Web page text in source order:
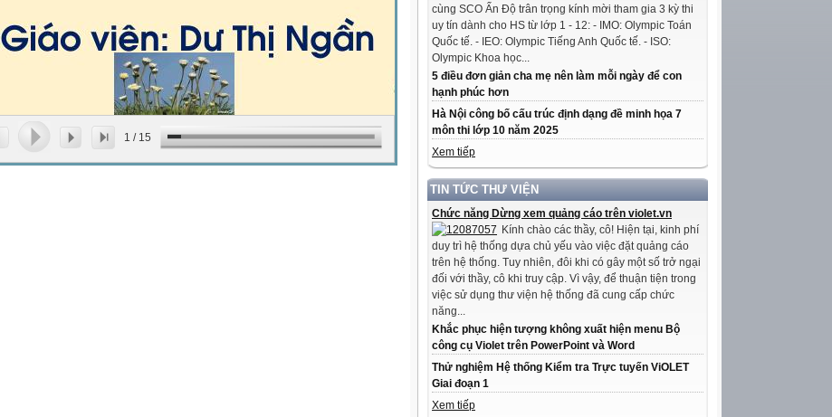
cùng SCO Ấn Độ trân trọng kính mời tham gia 3 kỳ thi
uy tín dành cho HS từ lớp 1 - 12: - IMO: Olympic Toán
Quốc tế. - IEO: Olympic Tiếng Anh Quốc tế. - ISO:
Olympic Khoa học...
5 điều đơn giản cha mẹ nên làm mỗi ngày để con
hạnh phúc hơn
Hà Nội công bố cấu trúc định dạng đề minh họa 7
môn thi lớp 10 năm 2025
Xem tiếp
TIN TỨC THƯ VIỆN
Chức năng Dừng xem quảng cáo trên violet.vn
Kính chào các thầy, cô! Hiện tại, kinh phí
duy trì hệ thống dựa chủ yếu vào việc đặt quảng cáo
trên hệ thống. Tuy nhiên, đôi khi có gây một số trở ngại
đối với thầy, cô khi truy cập. Vì vậy, để thuận tiện trong
việc sử dụng thư viện hệ thống đã cung cấp chức
năng...
Khắc phục hiện tượng không xuất hiện menu Bộ
công cụ Violet trên PowerPoint và Word
Thử nghiệm Hệ thống Kiểm tra Trực tuyến ViOLET
Giai đoạn 1
Xem tiếp
1 / 15